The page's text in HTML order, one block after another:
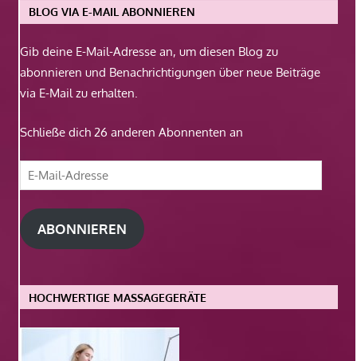
BLOG VIA E-MAIL ABONNIEREN
Gib deine E-Mail-Adresse an, um diesen Blog zu
abonnieren und Benachrichtigungen über neue Beiträge
via E-Mail zu erhalten.
Schließe dich 26 anderen Abonnenten an
E-
Mail-
Adresse
ABONNIEREN
HOCHWERTIGE MASSAGEGERÄTE